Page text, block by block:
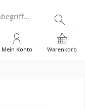
Warenkorb
Mein Konto